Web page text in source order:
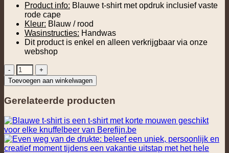
Product info: Blauwe t-shirt met opdruk inclusief vaste
rode cape
Kleur: Blauw / rood
Wasinstructies: Handwas
Dit product is enkel en alleen verkrijgbaar via onze
webshop
T-
Shirt
incl
Cape
Hero
ONLY*
aantal
Toevoegen aan winkelwagen
Gerelateerde producten